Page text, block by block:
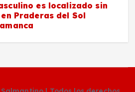
es localizado sin
Praderas del Sol